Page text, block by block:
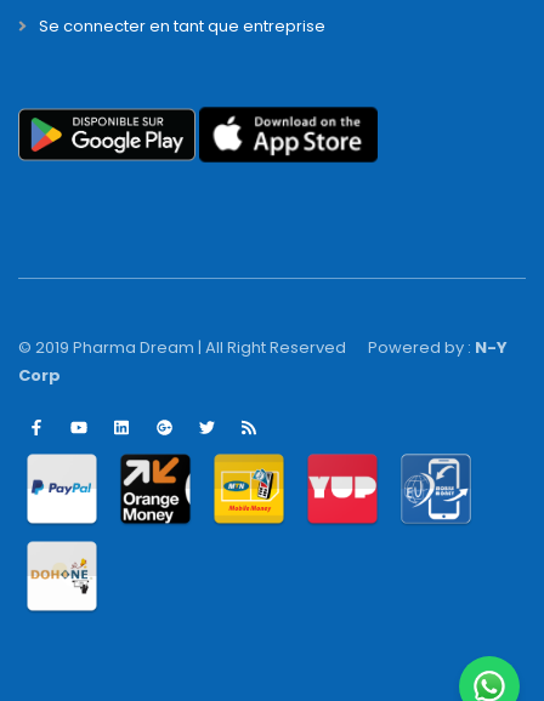
Se connecter en tant que entreprise
© 2019 Pharma Dream | All Right Reserved Powered by : N-Y
Corp